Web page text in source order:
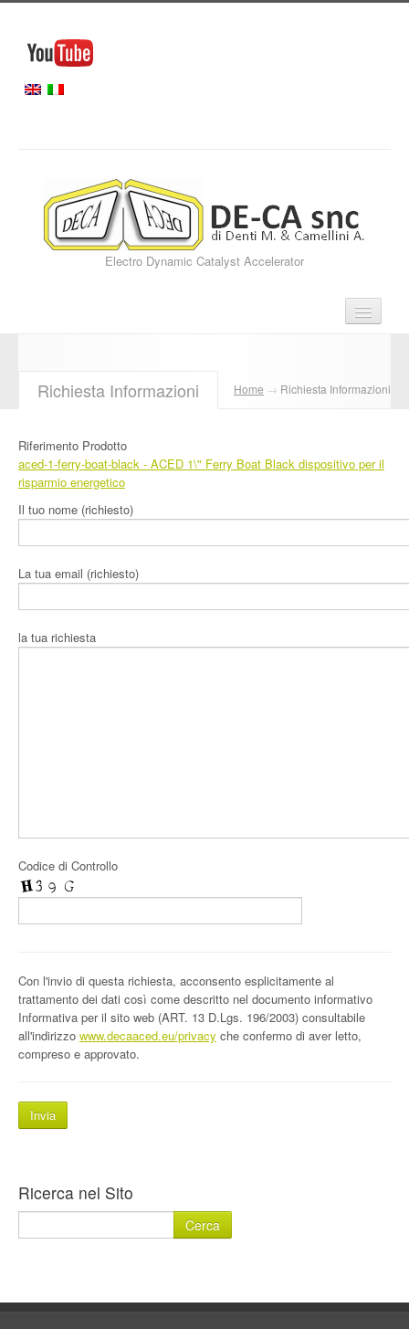
Electro Dynamic Catalyst Accelerator
Servizi
Area Download
L’Azienda
Richiesta Informazioni Home → Richiesta Informazioni
Riferimento Prodotto
aced-1-ferry-boat-black - ACED 1\" Ferry Boat Black dispositivo per il
risparmio energetico
Il tuo nome (richiesto)
La tua email (richiesto)
la tua richiesta
Codice di Controllo
Con l'invio di questa richiesta, acconsento esplicitamente al
trattamento dei dati così come descritto nel documento informativo
Informativa per il sito web (ART. 13 D.Lgs. 196/2003) consultabile
all'indirizzo www.decaaced.eu/privacy che confermo di aver letto,
compreso e approvato.
Ricerca nel Sito